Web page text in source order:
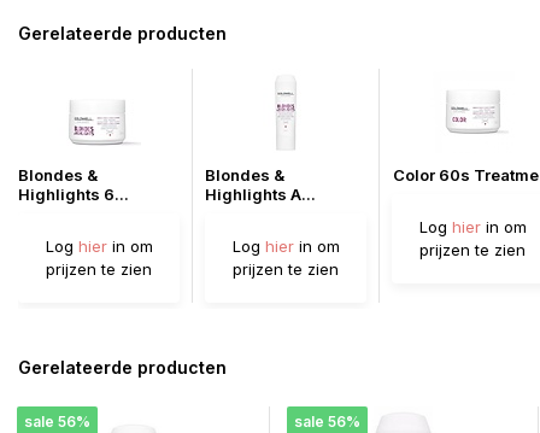
Gerelateerde producten
Blondes &
Highlights 6...
Log hierin om
prijzen te zien
Blondes &
Highlights A...
Log hierin om
prijzen te zien
Color 60s
Log hierin om
prijzen te zien
Gerelateerde producten
sale 56% sale 56%